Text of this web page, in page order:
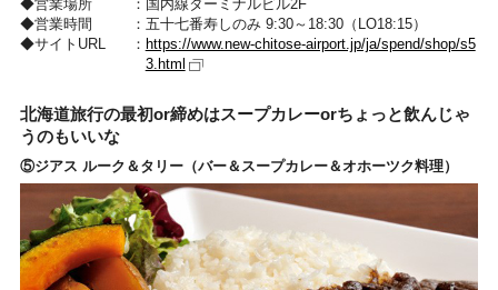
営業場所
国内線ターミナルビル2F
営業時間
五十七番寿しのみ 9:30～18:30（LO18:15）
サイトURL
https://www.new-chitose-airport.jp/ja/spend/shop/s5
3.html
北海道旅行の最初or締めはスープカレーorちょっと飲んじゃ
うのもいいな
⑤ジアス ルーク＆タリー（バー＆スープカレー＆オホーツク料理）